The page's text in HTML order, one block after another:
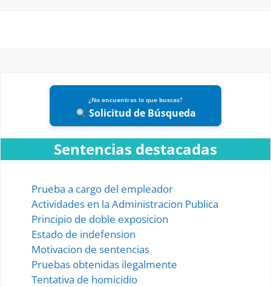
¿No encuentras lo que buscas?
Solicitud de Búsqueda
Sentencias destacadas
Prueba a cargo del empleador
Actividades en la Administracion Publica
Principio de doble exposicion
Estado de indefension
Motivacion de sentencias
Pruebas obtenidas ilegalmente
Tentativa de homicidio